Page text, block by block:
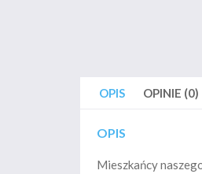
OPIS OPINIE (0)
OPIS
Mieszkańcy